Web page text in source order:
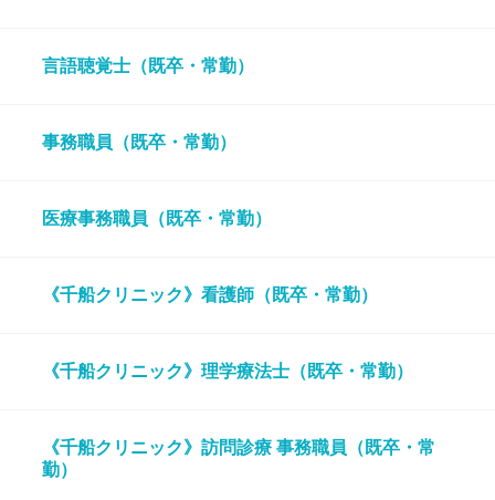
言語聴覚士（既卒・常勤）
事務職員（既卒・常勤）
医療事務職員（既卒・常勤）
《千船クリニック》看護師（既卒・常勤）
《千船クリニック》理学療法士（既卒・常勤）
《千船クリニック》訪問診療 事務職員（既卒・常
勤）